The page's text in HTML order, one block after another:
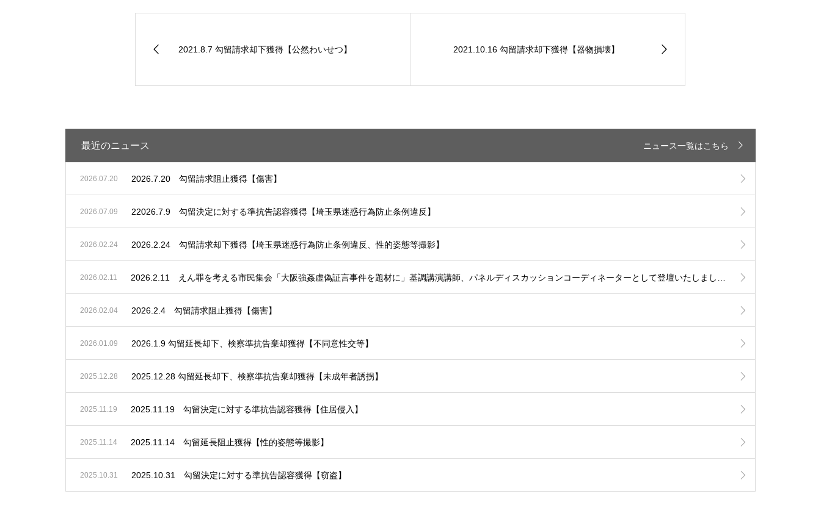
2021.8.7 勾留請求却下獲得【公然わいせつ】 2021.10.16 勾留請求却下獲得【器物損壊】
最近のニュース ニュース一覧はこちら
2026.07.20 2026.7.20 勾留請求阻止獲得【傷害】
2026.07.09 22026.7.9 勾留決定に対する準抗告認容獲得【埼玉県迷惑行為防止条例違反】
2026.02.24 2026.2.24 勾留請求却下獲得【埼玉県迷惑行為防止条例違反、性的姿態等撮影】
2026.02.11
2026.02.04 2026.2.4 勾留請求阻止獲得【傷害】
2026.01.09 2026.1.9 勾留延長却下、検察準抗告棄却獲得【不同意性交等】
2025.12.28 2025.12.28 勾留延長却下、検察準抗告棄却獲得【未成年者誘拐】
2025.11.19 2025.11.19 勾留決定に対する準抗告認容獲得【住居侵入】
2025.11.14 2025.11.14 勾留延長阻止獲得【性的姿態等撮影】
2025.10.31 2025.10.31 勾留決定に対する準抗告認容獲得【窃盗】